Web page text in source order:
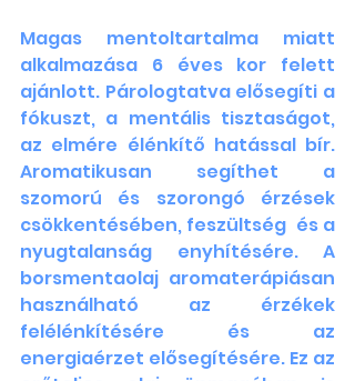
Magas mentoltartalma miatt
alkalmazása 6 éves kor felett
ajánlott. Párologtatva elősegíti a
fókuszt, a mentális tisztaságot,
az elmére élénkítő hatással bír.
Aromatikusan segíthet a
szomorú és szorongó érzések
csökkentésében, feszültség  és a
nyugtalanság enyhítésére.
A
borsmentaolaj aromaterápiásan
használható az érzékek
felélénkítésére és az
energiaérzet elősegítésére. Ez az